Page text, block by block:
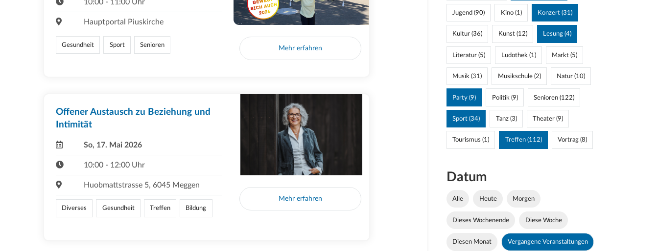
10:00 - 11:00 Uhr
Hauptportal Piuskirche
Gesundheit Sport Senioren Mehr erfahren
Offener Austausch zu Beziehung und
Intimität
So, 17. Mai 2026
10:00 - 12:00 Uhr
Huobmattstrasse 5, 6045 Meggen
Diverses Gesundheit Treffen Bildung
Mehr erfahren
Jugend (90) Kino (1) Konzert (31)
Kultur (36) Kunst (12) Lesung (4)
Literatur (5) Ludothek (1) Markt (5)
Musik (31) Musikschule (2) Natur (10)
Party (9) Politik (9) Senioren (122)
Sport (34) Tanz (3) Theater (9)
Tourismus (1) Treffen (112) Vortrag (8)
Datum
Alle Heute Morgen
Dieses Wochenende Diese Woche
Diesen Monat Vergangene Veranstaltungen